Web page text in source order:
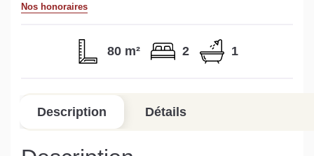
Estimer mon bien maintenant
Nos honoraires
80 m² 2 1
Description Détails